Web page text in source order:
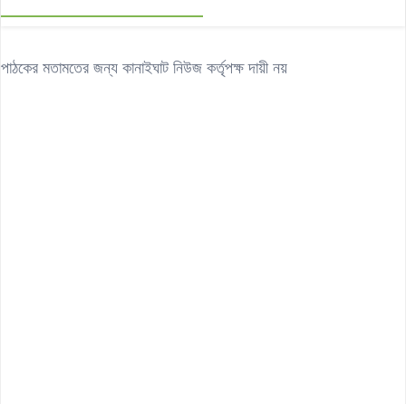
পাঠকের মতামতের জন্য কানাইঘাট নিউজ কর্তৃপক্ষ দায়ী নয়